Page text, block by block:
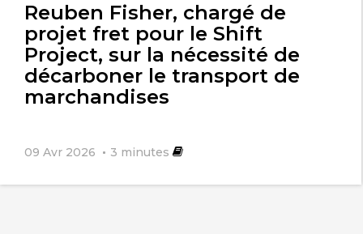
Reuben Fisher, chargé de
projet fret pour le Shift
Project, sur la nécessité de
décarboner le transport de
marchandises
09 Avr 2026 3 minutes